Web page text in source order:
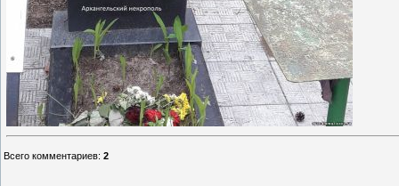
Всего комментариев: 2